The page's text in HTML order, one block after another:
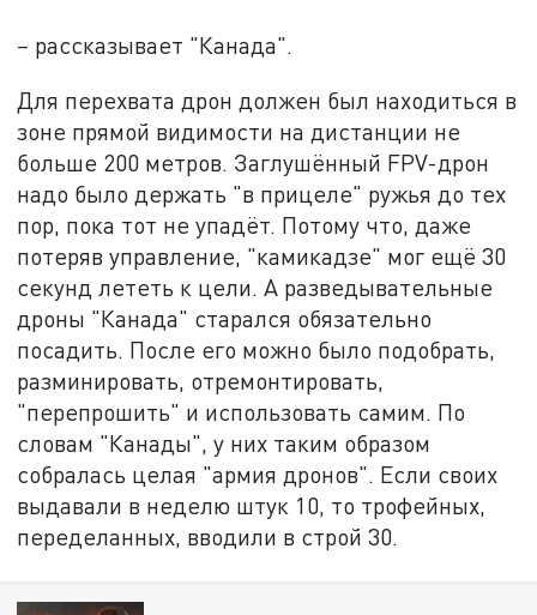
– рассказывает "Канада".
Для перехвата дрон должен был находиться в
зоне прямой видимости на дистанции не
больше 200 метров. Заглушённый FPV-дрон
надо было держать "в прицеле" ружья до тех
пор, пока тот не упадёт. Потому что, даже
потеряв управление, "камикадзе" мог ещё 30
секунд лететь к цели. А разведывательные
дроны "Канада" старался обязательно
посадить. После его можно было подобрать,
разминировать, отремонтировать,
"перепрошить" и использовать самим. По
словам "Канады", у них таким образом
собралась целая "армия дронов". Если своих
выдавали в неделю штук 10, то трофейных,
переделанных, вводили в строй 30.